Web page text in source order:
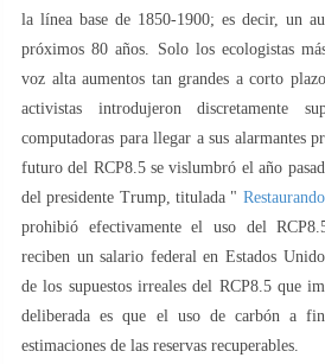
la línea base de 1850-1900; es decir, un
próximos 80 años. Solo los ecologistas
voz alta aumentos tan grandes a corto
activistas introdujeron discretamente
computadoras para llegar a sus alarmantes
futuro del RCP8.5 se vislumbró el año
del presidente Trump, titulada "
prohibió efectivamente el uso del
reciben un salario federal en Estados
de los supuestos irreales del RCP8.5 que
deliberada es que el uso de carbón a
estimaciones de las reservas recuperables.